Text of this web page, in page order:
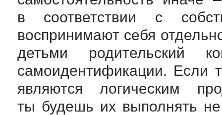
в соответствии с
воспринимают себя
детьми родительский
самоидентификации. Если
являются логическим
ты будешь их выполнять